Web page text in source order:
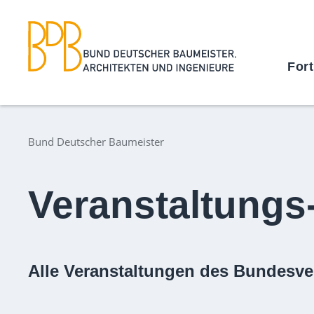
Bund Deutscher Baumeister
Alle Veranstaltungen des